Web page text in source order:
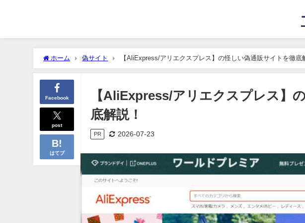
ホーム 偽サイト 【AliExpress/アリエクスプレス】の怪しい偽通販サイトを徹底
Facebook
post
はてブ
【AliExpress/アリエクスプレス】
底解説！
PR 2026-07-23